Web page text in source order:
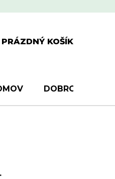
PRÁZDNÝ KOŠÍK
DOBROTY